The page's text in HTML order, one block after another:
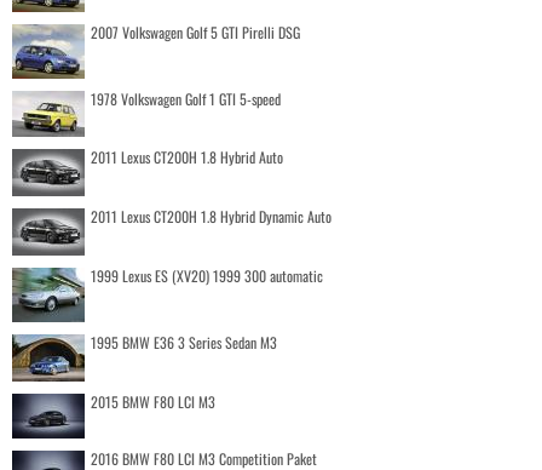
2007 Volkswagen Golf 5 GTI Pirelli DSG
1978 Volkswagen Golf 1 GTI 5-speed
2011 Lexus CT200H 1.8 Hybrid Auto
2011 Lexus CT200H 1.8 Hybrid Dynamic Auto
1999 Lexus ES (XV20) 1999 300 automatic
1995 BMW E36 3 Series Sedan M3
2015 BMW F80 LCI M3
2016 BMW F80 LCI M3 Competition Paket